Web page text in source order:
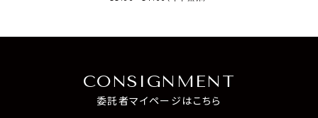
CONSIGNMENT
委託者マイページはこちら